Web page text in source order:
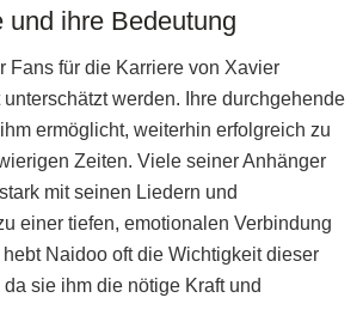
und ihre Bedeutung
Fans für die Karriere von Xavier
werden. Ihre durchgehende
ermöglicht, weiterhin erfolgreich zu
Zeiten. Viele seiner Anhänger
mit seinen Liedern und
einer tiefen, emotionalen Verbindung
Naidoo oft die Wichtigkeit dieser
sie ihm die nötige Kraft und